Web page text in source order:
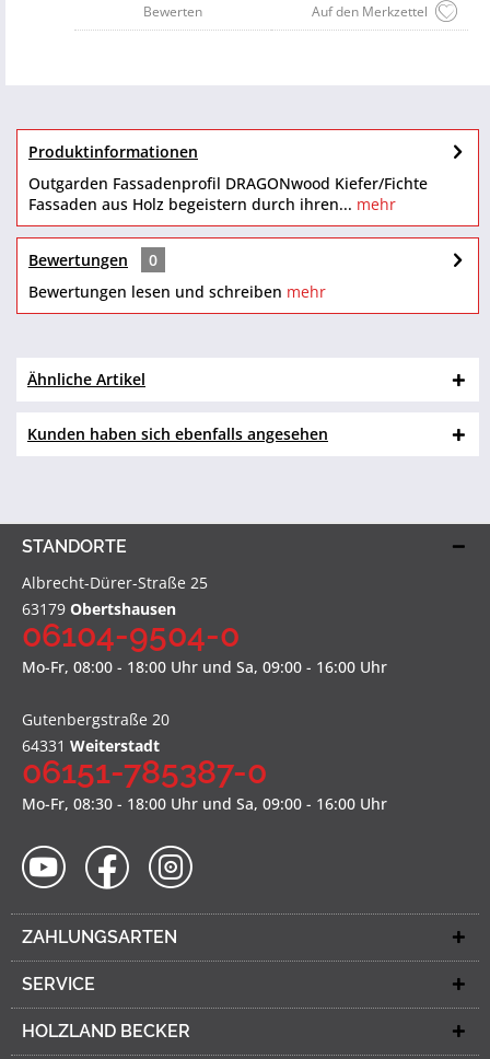
Auf den Merkzettel
Bewerten
Produktinformationen
Outgarden Fassadenprofil DRAGONwood Kiefer/Fichte
Fassaden aus Holz begeistern durch ihren... mehr
Bewertungen
0
Bewertungen lesen und schreiben mehr
Ähnliche Artikel
Kunden haben sich ebenfalls angesehen
STANDORTE
Albrecht-Dürer-Straße 25
63179 Obertshausen
06104-9504-0
Mo-Fr, 08:00 - 18:00 Uhr und Sa, 09:00 - 16:00 Uhr
Gutenbergstraße 20
64331 Weiterstadt
06151-785387-0
Mo-Fr, 08:30 - 18:00 Uhr und Sa, 09:00 - 16:00 Uhr
ZAHLUNGSARTEN
SERVICE
HOLZLAND BECKER